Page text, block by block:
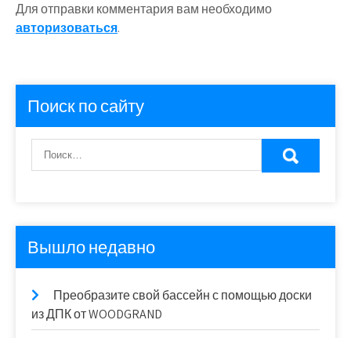
Для отправки комментария вам необходимо
авторизоваться.
Поиск по сайту
Вышло недавно
Преобразите свой бассейн с помощью доски
из ДПК от WOODGRAND